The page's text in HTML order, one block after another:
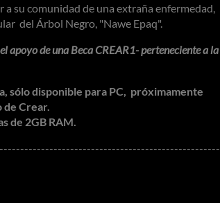
a su comunidad de una extraña enfermedad,
del Árbol Negro, "Nawe Epaq".
apoyo de una Beca CREAR1- perteneciente a la
sólo disponible para PC, próximamente
de Crear.
de 2GB RAM.